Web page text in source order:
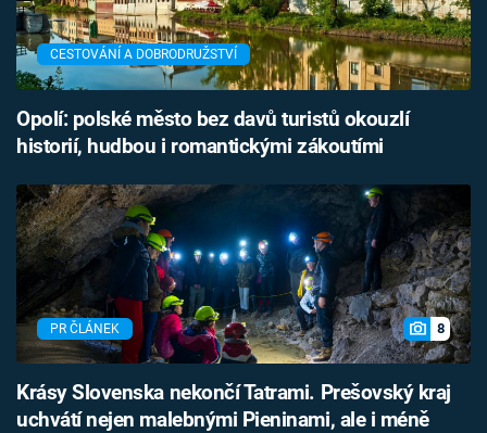
CESTOVÁNÍ A DOBRODRUŽSTVÍ
Opolí: polské město bez davů turistů okouzlí
historií, hudbou i romantickými zákoutími
PR ČLÁNEK 8
Krásy Slovenska nekončí Tatrami. Prešovský kraj
uchvátí nejen malebnými Pieninami, ale i méně